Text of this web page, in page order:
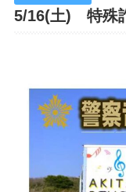
5/16(土) 特殊